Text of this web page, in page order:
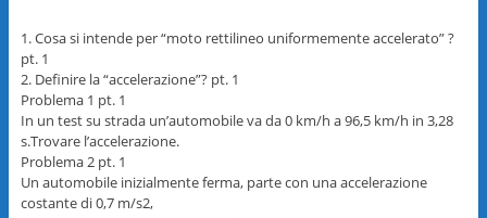
1. Cosa si intende per “moto rettilineo uniformemente accelerato” ?
pt. 1
2. Definire la “accelerazione”? pt. 1
Problema 1 pt. 1
In un test su strada un’automobile va da 0 km/h a 96,5 km/h in 3,28
s.Trovare l’accelerazione.
Problema 2 pt. 1
Un automobile inizialmente ferma, parte con una accelerazione
costante di 0,7 m/s2,